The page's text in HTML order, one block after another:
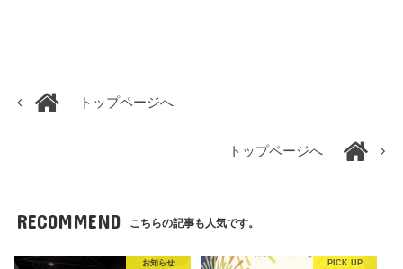
トップページへ
トップページへ
RECOMMEND こちらの記事も人気です。
お知らせ PICK UP